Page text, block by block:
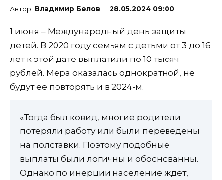
Владимир Белов 28.05.2024 09:00
1 июня – Международный день защиты
детей. В 2020 году семьям с детьми от 3 до 16
лет к этой дате выплатили по 10 тысяч
рублей. Мера оказалась однократной, не
будут ее повторять и в 2024-м.
«Тогда был ковид, многие родители
потеряли работу или были переведены
на полставки. Поэтому подобные
выплаты были логичны и обоснованны.
Однако по инерции население ждет,